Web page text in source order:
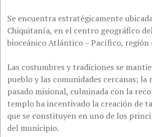
Se encuentra estratégicamente
Chiquitanía, en el centro geográfico
bioceánico Atlántico – Pacífico, región
Las costumbres y tradiciones se
pueblo y las comunidades cercanas; la
pasado misional, culminada con la
templo ha incentivado la creación de
que se constituyen en uno de los
del municipio.